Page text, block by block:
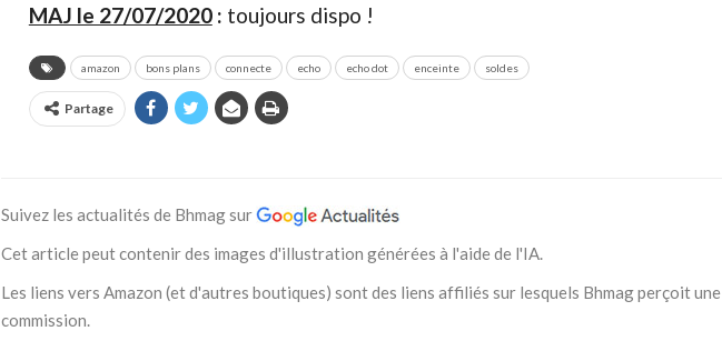
MAJ le 27/07/2020: toujours dispo !
amazon bons plans connecte echo echo dot enceinte soldes
Partage
Suivez les actualités de Bhmag sur
Cet article peut contenir des images d'illustration générées à l'aide de l'IA.
Les liens vers Amazon (et d'autres boutiques) sont des liens affiliés sur lesquels Bhmag perçoit une
commission.